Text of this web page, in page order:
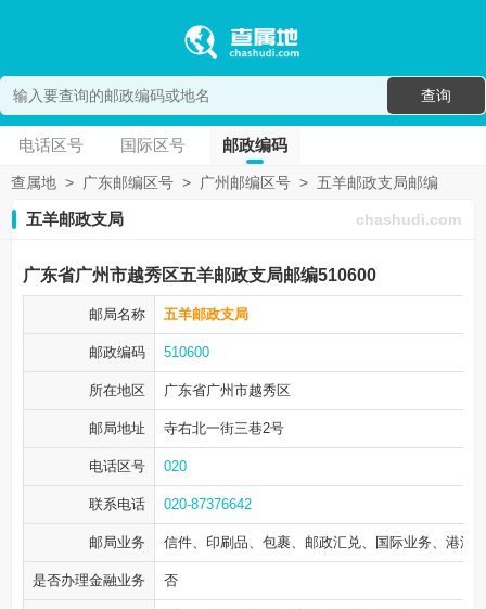
查询
电话区号 国际区号 邮政编码
查属地 > 广东邮编区号 > 广州邮编区号 > 五羊邮政支局邮编
五羊邮政支局 chashudi.com
广东省广州市越秀区五羊邮政支局邮编510600
邮局名称 五羊邮政支局
邮政编码 510600
所在地区 广东省广州市越秀区
邮局地址 寺右北一街三巷2号
电话区号 020
联系电话 020-87376642
邮局业务 信件、印刷品、包裹、邮政汇兑、国际业务、港澳
是否办理金融业务 否